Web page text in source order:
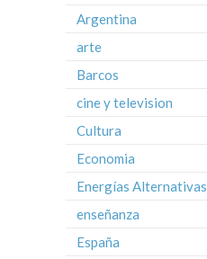
Argentina
arte
Barcos
cine y television
Cultura
Economia
Energías Alternativas
enseñanza
España